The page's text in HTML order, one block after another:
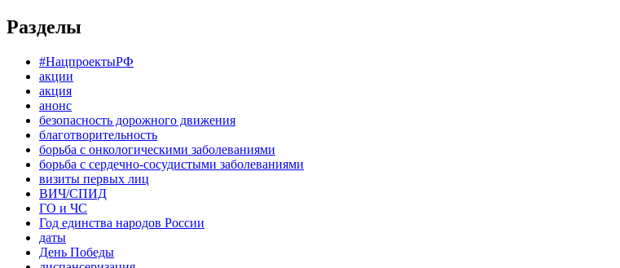
Разделы
#НацпроектыРФ
акции
акция
анонс
безопасность дорожного движения
благотворительность
борьба с онкологическими заболеваниями
борьба с сердечно-сосудистыми заболеваниями
визиты первых лиц
ВИЧ/СПИД
ГО и ЧС
Год единства народов России
даты
День Победы